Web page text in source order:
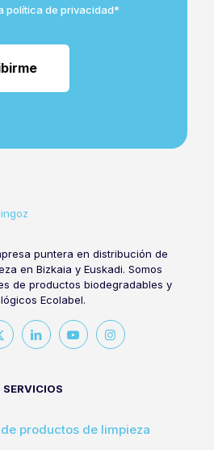
política de privacidad*
puntera en distribución de
en Bizkaia y Euskadi. Somos
de productos biodegradables y
Ecolabel.
SERVICIOS
productos de limpieza